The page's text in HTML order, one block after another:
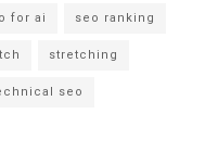
for ai seo ranking
stretching
seo